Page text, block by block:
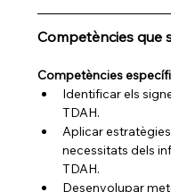
Competències que
Competències
Identificar els
TDAH.
Aplicar
necessitats dels
TDAH.
Desenvolupar